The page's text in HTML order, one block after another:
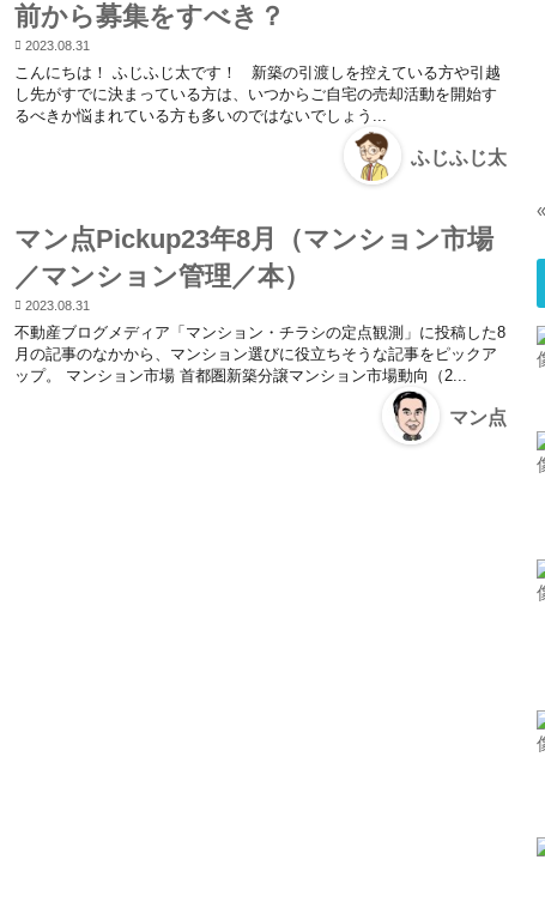
前から募集をすべき？
2023.08.31
こんにちは！ ふじふじ太です！ 新築の引渡しを控えている方や引越
し先がすでに決まっている方は、いつからご自宅の売却活動を開始す
るべきか悩まれている方も多いのではないでしょう...
ふじふじ太
マン点Pickup23年8月（マンション市場
／マンション管理／本）
2023.08.31
不動産ブログメディア「マンション・チラシの定点観測」に投稿した8
月の記事のなかから、マンション選びに役立ちそうな記事をピックア
ップ。 マンション市場 首都圏新築分譲マンション市場動向（2...
マン点